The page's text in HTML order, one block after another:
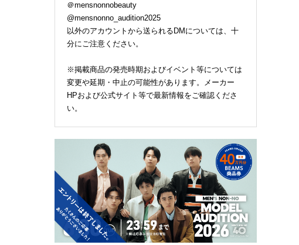
自宅で本格“冷水浴”！「 ロエベの新しい世界へよ 暑くてダルい...。汗も
＠mensnonnobeauty
@mensnonno_audition2025
以外のアカウントから送られるDMについては、十
分にご注意ください。
※掲載商品の発売時期およびイベント等については
変更や延期・中止の可能性があります。メーカー
HPおよび公式サイト等で最新情報をご確認くださ
い。